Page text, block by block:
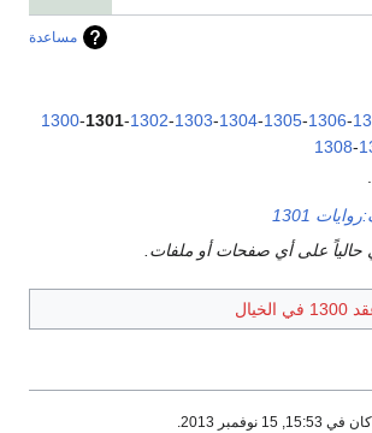
مساعدة
1300-1301-1302-1303-1304-1305-1306-
1308-
1301
حالياً على أي صفحات أو ملفات.
في الخيال
2013.